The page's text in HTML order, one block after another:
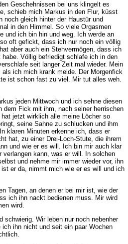
Geschehnissen bei uns klingelt es
schieb mich Markus in den Flur, küsst
gleich hinter der Haustür und
in den Himmel. So viele Orgasmen
und ich bin hin und weg. Ich werde an
oft gefickt, dass ich nur noch ein völlig
aber auch ein Stehvermögen, dass ich
Völlig befriedigt schlafe ich in den
seit langer Zeit mal wieder. Mein
ich mich krank melde. Der Morgenfick
ist schon fast zu viel. Mir tut alles weh.
jeden Mittwoch und ich sehne diesen
dem Fick mit ihm, nach seiner herrischen
jetzt wirklich alle meine Löcher so
seine Sahne zu schlucken und ihm
klaren Minuten erkenne ich, dass er
hat, zu einer Drei-Loch-Stute, die ihrem
und wie er es will. Ich bin mir auch klar
verlangen kann, was er will. In solchen
und nehme mir immer wieder vor, ihn
er da, nimmt mich wie er es will und ich
Tagen, an denen er bei mir ist, wie der
ich ihn nackt bedienen muss. Mir wird
wird.
schwierig. Wir leben nur noch nebenher
ihn nicht und seit ein paar Wochen